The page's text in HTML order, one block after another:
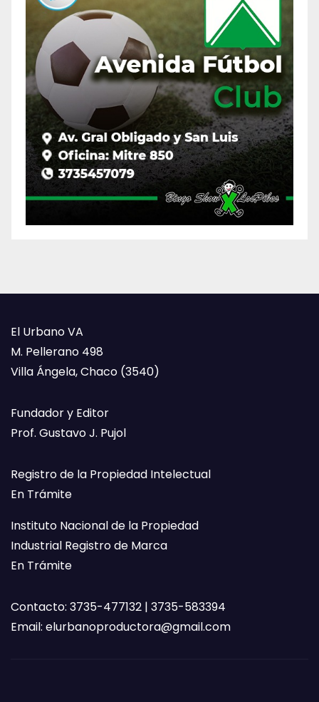
El Urbano VA
M. Pellerano 498
Villa Ángela, Chaco (3540)
Fundador y Editor
Prof. Gustavo J. Pujol
Registro de la Propiedad Intelectual
En Trámite
Instituto Nacional de la Propiedad
Industrial Registro de Marca
En Trámite
Contacto: 3735-477132 | 3735-583394
Email: elurbanoproductora@gmail.com